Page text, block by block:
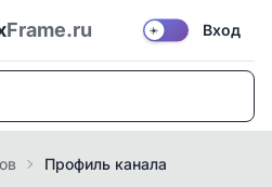
Frame.ru ☀️ Вход
Профиль канала